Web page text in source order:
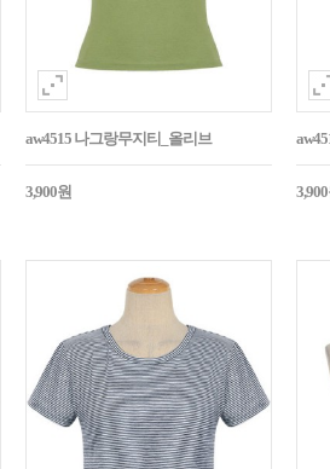
aw4515 나그랑무지티_올리브
3,900원